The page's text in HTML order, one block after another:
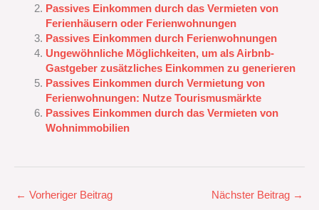
Passives Einkommen durch das Vermieten von
Ferienhäusern oder Ferienwohnungen
Passives Einkommen durch Ferienwohnungen
Ungewöhnliche Möglichkeiten, um als Airbnb-
Gastgeber zusätzliches Einkommen zu generieren
Passives Einkommen durch Vermietung von
Ferienwohnungen: Nutze Tourismusmärkte
Passives Einkommen durch das Vermieten von
Wohnimmobilien
← Vorheriger Beitrag Nächster Beitrag →